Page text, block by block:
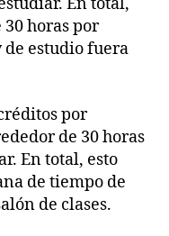
En total,
horas por
de estudio fuera
por
de 30 horas
En total, esto
de tiempo de
de clases.